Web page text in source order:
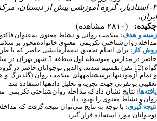
۳- استادیار، گروه آموزشی پیش از دبستان،
ایران،
چکیده:
(۲۸۱۰ مشاهده)
زمینه و هدف: سلامت روانی و نشاط معنوی به‌عنوان
مداخله روان‌شناختی تکریمی- معنوی خانواده‌محور بر
روش کار: برای انجام تحقیق نیمه‌آزمایشی حاضر که با
حاضر در مدارس متوسطه اول منطقه 5 شهر تهران در سال تحصیلی 99-1398 با
گواه (12 نفر) تقسیم شدند.
والدین نوجوانان حاضر در
و تمام آزمودنی­ها پرسشنامه­های‌ سلامت روان (گلدبرگ و
تعقیبی بونفرنی جهت تجزیه و تحلیل داده­ها استفاده شد.
یافته‌ها: نتایج نشان داد که مداخله روان‌شناختی
روان و نشاط معنوی را بهبود داد.
نتیجه ­گیری: با توجه به نتایج می‌توان نتیجه گرفت که
نوجوانان مورد استفاده قرار گیرد.